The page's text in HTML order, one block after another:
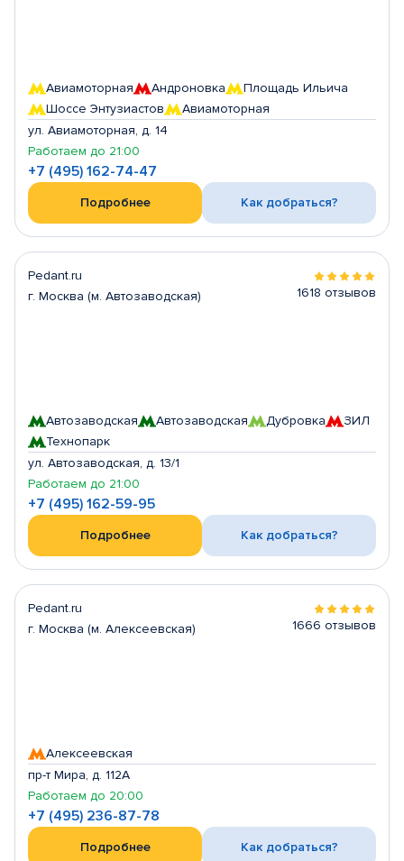
Авиамоторная Андроновка
Площадь Ильича
Шоссе Энтузиастов
Авиамоторная
ул. Авиамоторная, д. 14
Работаем до 21:00
+7 (495) 162-74-47
Подробнее Как добраться?
Pedant.ru
г. Москва (м. Автозаводская)
1618 отзывов
Автозаводская Автозаводская Дубровка
ЗИЛ
Технопарк
ул. Автозаводская, д. 13/1
Работаем до 21:00
+7 (495) 162-59-95
Подробнее Как добраться?
Pedant.ru
г. Москва (м. Алексеевская)
1666 отзывов
Алексеевская
пр-т Мира, д. 112А
Работаем до 20:00
+7 (495) 236-87-78
Подробнее Как добраться?